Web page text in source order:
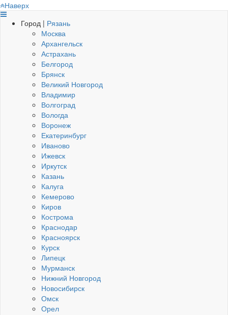
Наверх
Город | Рязань
Москва
Архангельск
Астрахань
Белгород
Брянск
Великий Новгород
Владимир
Волгоград
Вологда
Воронеж
Екатеринбург
Иваново
Ижевск
Иркутск
Казань
Калуга
Кемерово
Киров
Кострома
Краснодар
Красноярск
Курск
Липецк
Мурманск
Нижний Новгород
Новосибирск
Омск
Орел